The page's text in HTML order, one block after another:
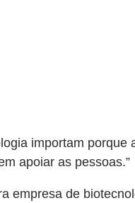
importam porque
apoiar as pessoas.”
empresa de